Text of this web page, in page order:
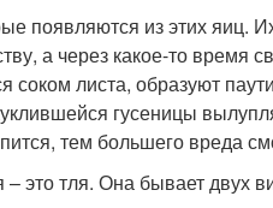
появляются из этих яиц.
а через какое-то время
соком листа, образуют
гусеницы
тем большего вреда
это тля. Она бывает двух